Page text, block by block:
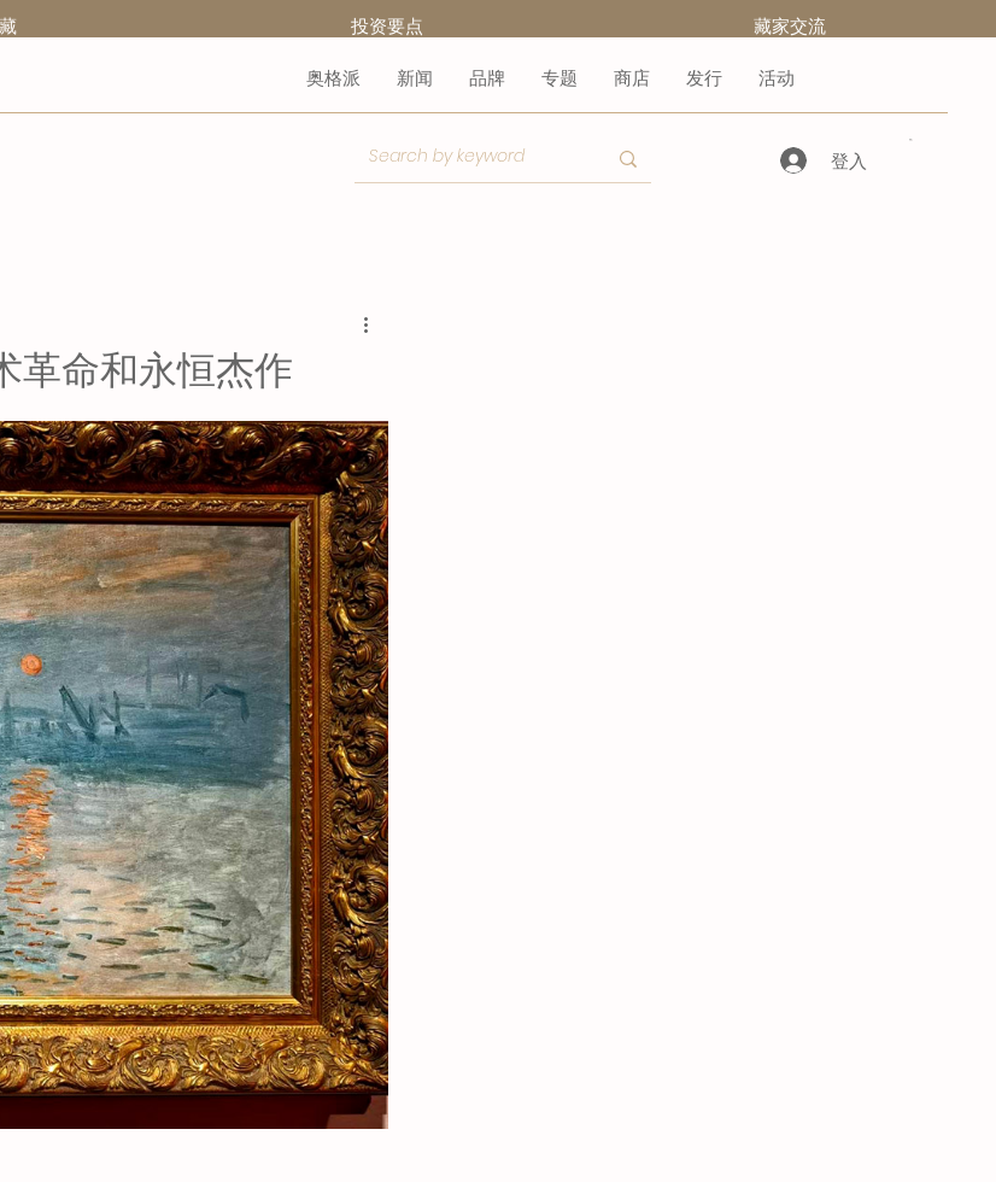
奥格派 新闻 品牌 专题 商店 发行 活动
登入
​投资要点 ​藏家交流
革命和永恒杰作